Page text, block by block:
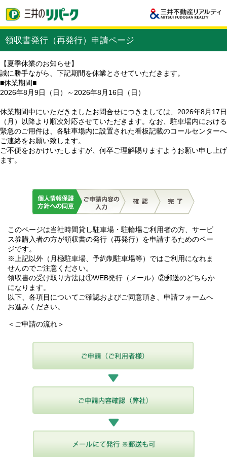
領収書発行（再発行）申請ページ
【夏季休業のお知らせ】
誠に勝手ながら、下記期間を休業とさせていただきます。
■休業期間■
2026年8月9日（日）～2026年8月16日（日）
休業期間中にいただきましたお問合せにつきましては、2026年8月17日
（月）以降より順次対応させていただきます。なお、駐車場内における
緊急のご用件は、各駐車場内に設置された看板記載のコールセンターへ
ご連絡をお願い致します。
ご不便をおかけいたしますが、何卒ご理解賜りますようお願い申し上げ
ます。
このページは当社時間貸し駐車場・駐輪場ご利用者の方、サービ
ス券購入者の方が領収書の発行（再発行）を申請するためのペー
ジです。
※上記以外（月極駐車場、予約制駐車場等）ではご利用になれま
せんのでご注意ください。
領収書の受け取り方法は①WEB発行（メール）②郵送のどちらか
になります。
以下、各項目についてご確認およびご同意頂き、申請フォームへ
お進みください。
＜ご申請の流れ＞